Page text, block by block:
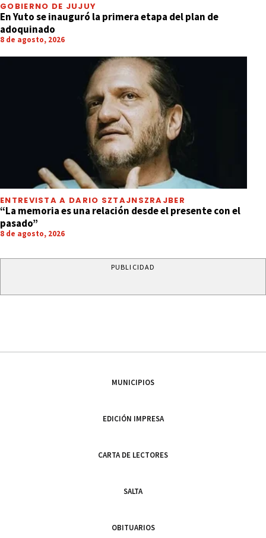
GOBIERNO DE JUJUY
En Yuto se inauguró la primera etapa del plan de
adoquinado
8 de agosto, 2026
ENTREVISTA A DARIO SZTAJNSZRAJBER
“La memoria es una relación desde el presente con el
pasado”
8 de agosto, 2026
PUBLICIDAD
MUNICIPIOS
EDICIÓN IMPRESA
CARTA DE LECTORES
SALTA
OBITUARIOS